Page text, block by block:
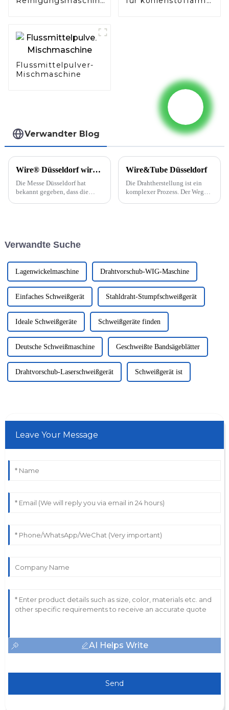
Flussmittelpulver-
Mischmaschine
Verwandter Blog
Wire® Düsseldorf wird auf Juni 2022 verschoben.
Die Messe Düsseldorf hat
bekannt gegeben, dass die
Absprache mit den Partnern
Düsseldorf ...
Wire&Tube Düsseldorf
Die Drahtherstellung ist ein
komplexer Prozess. Der Weg
Verwandte Suche
Lagenwickelmaschine Drahtvorschub-WIG-Maschine
Einfaches Schweißgerät Stahldraht-Stumpfschweißgerät
Ideale Schweißgeräte Schweißgeräte finden
Deutsche Schweißmaschine Geschweißte Bandsägeblätter
Drahtvorschub-Laserschweißgerät Schweißgerät ist
Leave Your Message
AI Helps Write
Send